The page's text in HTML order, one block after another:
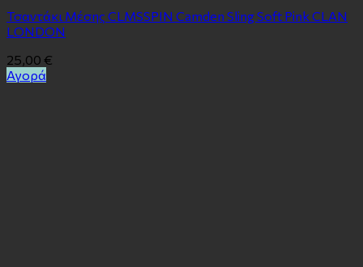
Τσαντάκι Μέσης CLMSSPIN Camden Sling Soft Pink CLAN
LONDON
25,00 €
Αγορά